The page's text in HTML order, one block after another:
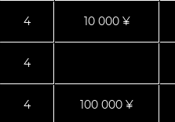
4 10 000 ¥
4
4 100 000 ¥